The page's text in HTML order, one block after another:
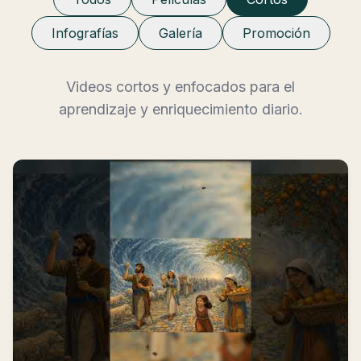
Infografías Galería Promoción
Videos cortos y enfocados para el
aprendizaje y enriquecimiento diario.